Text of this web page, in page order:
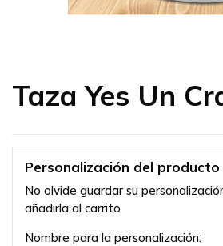
Taza Yes Un
Personalización del producto
No olvide guardar su
añadirla al carrito
Nombre para la personalización: